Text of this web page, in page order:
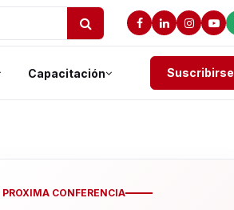
Capacitación Suscribirse
PROXIMA CONFERENCIA